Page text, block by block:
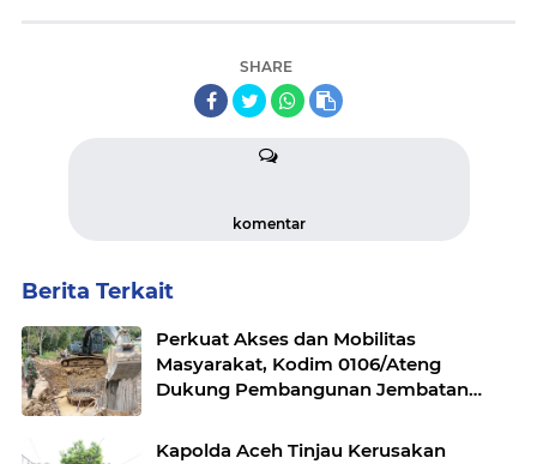
SHARE
komentar
Berita Terkait
Perkuat Akses dan Mobilitas
Masyarakat, Kodim 0106/Ateng
Dukung Pembangunan Jembatan
Kapolda Aceh Tinjau Kerusakan